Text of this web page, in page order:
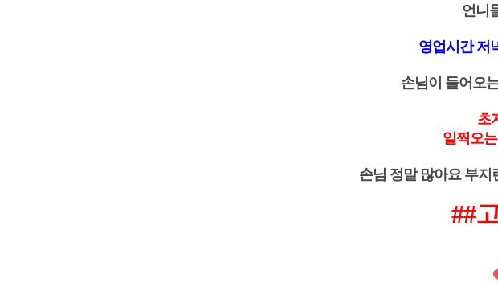
언니
영업시간 저
손님이 들어오
초
일찍오
손님 정말 많아요 부지
##